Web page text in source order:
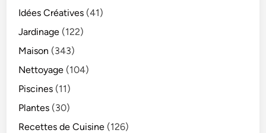
Idées Créatives (41)
Jardinage (122)
Maison (343)
Nettoyage (104)
Piscines (11)
Plantes (30)
Recettes de Cuisine (126)